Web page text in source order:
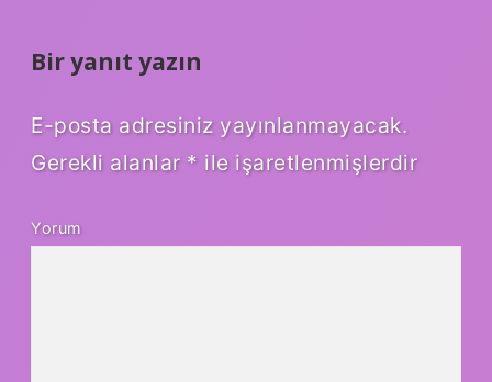
Bir yanıt yazın
E-posta adresiniz yayınlanmayacak.
Gerekli alanlar * ile işaretlenmişlerdir
Yorum